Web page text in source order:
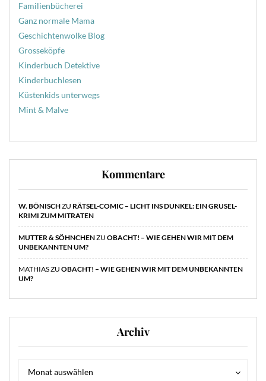
Familienbücherei
Ganz normale Mama
Geschichtenwolke Blog
Grosseköpfe
Kinderbuch Detektive
Kinderbuchlesen
Küstenkids unterwegs
Mint & Malve
Kommentare
W. BÖNISCHZU RÄTSEL-COMIC – LICHT INS DUNKEL: EIN GRUSEL-
KRIMI ZUM MITRATEN
MUTTER & SÖHNCHENZU OBACHT! – WIE GEHEN WIR MIT DEM
UNBEKANNTEN UM?
MATHIASZU OBACHT! – WIE GEHEN WIR MIT DEM UNBEKANNTEN
UM?
Archiv
Monat auswählen